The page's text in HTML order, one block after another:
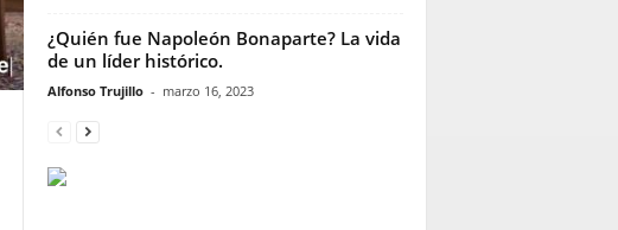
¿Quién fue Napoleón Bonaparte? La vida
de un líder histórico.
Alfonso Trujillo - marzo 16, 2023